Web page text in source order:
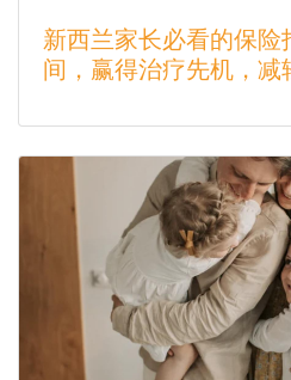
新西兰家长必看的保
间，赢得治疗先机，减